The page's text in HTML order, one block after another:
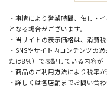
・事情により営業時間、催し・
となる場合がございます。
・当サイトの表示価格は、消費
・SNSやサイト内コンテンツの
たは8％）で表記している内容が
・商品のご利用方法により税率
・詳しくは各店舗までお問い合わ